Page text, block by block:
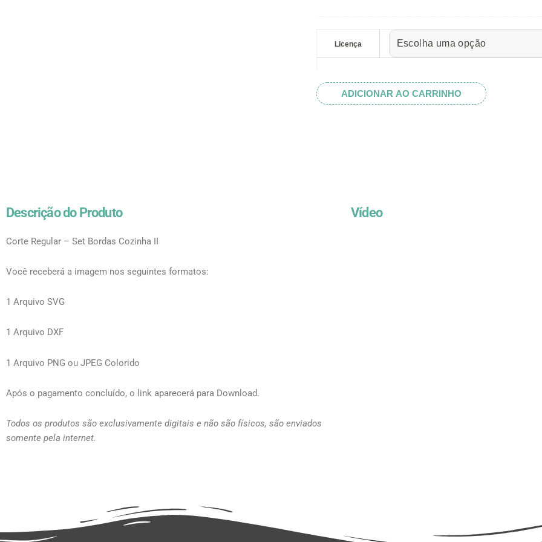
através
R$ 32.82
Licença
quantidade
ADICIONAR AO CARRINHO
Descrição do Produto
Corte Regular – Set Bordas Cozinha II
Você receberá a imagem nos seguintes formatos:
1 Arquivo SVG
1 Arquivo DXF
1 Arquivo PNG ou JPEG Colorido
Após o pagamento concluído, o link aparecerá para Download.
Todos os produtos são exclusivamente digitais e não são físicos, são enviados
somente pela internet.
Vídeo